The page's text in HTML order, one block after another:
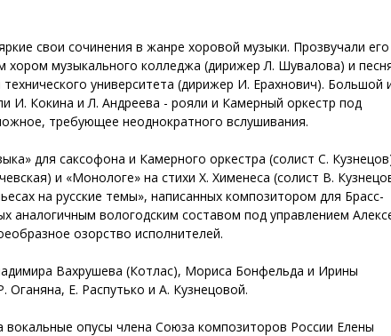
свои сочинения в жанре хоровой музыки. Прозвучали
хором музыкального колледжа (дирижер Л. Шувалова) и
университета (дирижер И. Ерахнович). Большой
И. Кокина и Л. Андреева - рояли и Камерный оркестр под
требующее неоднократного вслушивания.
для саксофона и Камерного оркестра (солист С.
и «Монологе» на стихи Х. Хименеса (солист В.
на русские темы», написанных композитором для Брасс-
аналогичным вологодским составом под управлением
озорство исполнителей.
Вахрушева (Котлас), Мориса Бонфельда и Ирины
Е. Распутько и А. Кузнецовой.
вокальные опусы члена Союза композиторов России Елены